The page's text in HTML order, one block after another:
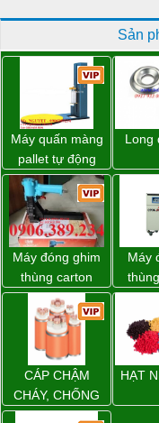
Sản
Máy quấn màng
pallet tự động
WP-55 chính
hãng Wellpack
giá tốt
Long
Máy đóng ghim
thùng carton
dùng khí nén giá
tốt
Máy
CÁP CHẬM
CHÁY, CHỐNG
CHÁY
HẠT